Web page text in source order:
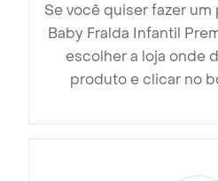
Se você quiser fazer
Baby Fralda Infantil
escolher a loja onde
produto e clicar no